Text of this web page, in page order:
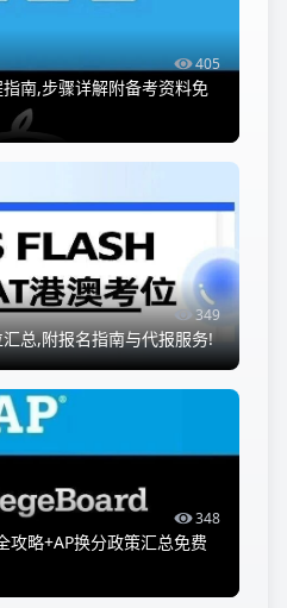
405
南,步骤详解附备考资料免
349
总,附报名指南与代报服务!
348
攻略+AP换分政策汇总免费